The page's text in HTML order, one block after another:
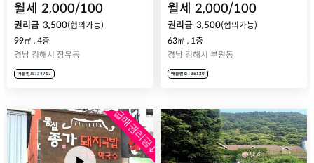
월세 2,000/100
권리금 3,500(협의가능)
99㎡ , 4층
경남 김해시 장유동
매물번호 : 34717
월세 2,000/100
권리금 3,500(협의가능)
63㎡ , 1층
경남 김해시 부원동
매물번호 : 35120
급매권리금↓